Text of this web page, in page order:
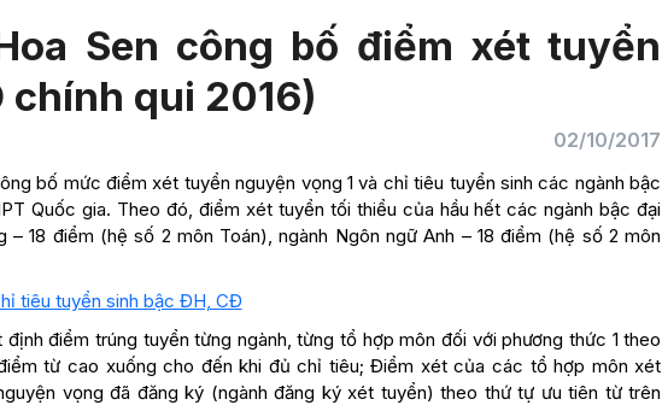
Sen công bố điểm xét tuyển
qui 2016)
02/10/2017
bố mức điểm xét tuyển nguyện vọng 1 và chỉ tiêu tuyển sinh các ngành bậc
Quốc gia. Theo đó, điểm xét tuyển tối thiểu của hầu hết các ngành bậc đại
– 18 điểm (hệ số 2 môn Toán), ngành Ngôn ngữ Anh – 18 điểm (hệ số 2 môn
tiêu tuyển sinh bậc ĐH, CĐ
điểm trúng tuyển từng ngành, từng tổ hợp môn đối với phương thức 1 theo
từ cao xuống cho đến khi đủ chỉ tiêu; Điểm xét của các tổ hợp môn xét
vọng đã đăng ký (ngành đăng ký xét tuyển) theo thứ tự ưu tiên từ trên